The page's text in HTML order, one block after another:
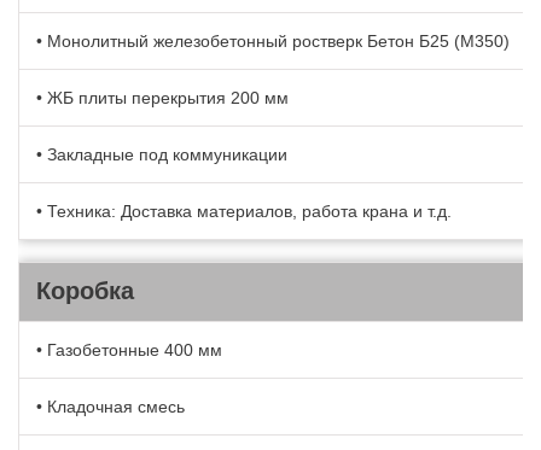
• Монолитный железобетонный ростверк Бетон Б25 (М350)
• ЖБ плиты перекрытия 200 мм
• Закладные под коммуникации
• Техника: Доставка материалов, работа крана и т.д.
Коробка
• Газобетонные 400 мм
• Кладочная смесь